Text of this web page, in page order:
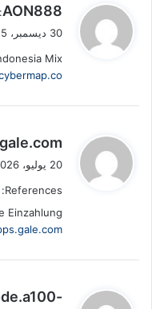
ي
ق
ل
AON888
:
30 ديسمبر، 2025 الساعة 9:44 ص
Mix
ي
ق
ل
20 يوليو، 2026 الساعة 2:45 ص
References:
Einzahlung
ي